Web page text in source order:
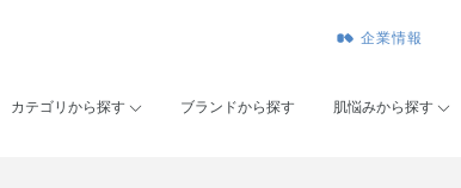
企業情報
カテゴリから探す ブランドから探す 肌悩みから探す